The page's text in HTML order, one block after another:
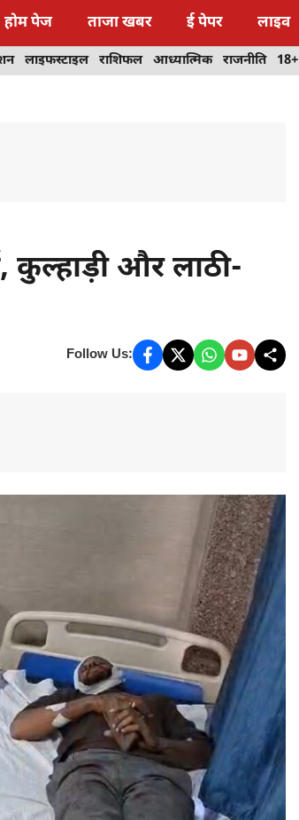
होम पेज ताजा खबर ई पेपर लाइव
लाइफस्टाइल राशिफल आध्यात्मिक राजनीति 18+
कुल्हाड़ी और लाठी-
Follow Us: